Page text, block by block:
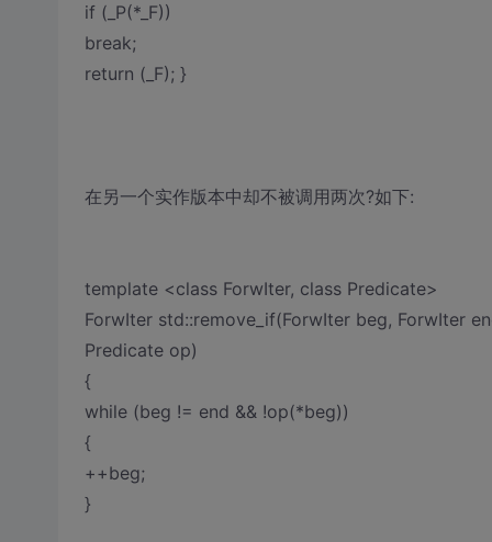
if (_P(*_F))
break;
return (_F); }
在另一个实作版本中却不被调用两次?如下:
template <class ForwIter, class Predicate>
ForwIter std::remove_if(ForwIter beg, ForwIter
Predicate op)
{
while (beg != end && !op(*beg))
{
++beg;
}